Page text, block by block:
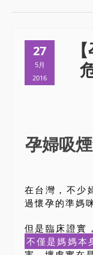
27
5月
2016
孕婦吸
在台灣，不少
過懷孕的準媽
但是臨床證實
不僅是媽媽本